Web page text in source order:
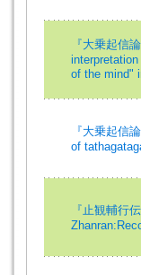
『大乗起信
of the mind"
『大乗起信
of
『止観輔行